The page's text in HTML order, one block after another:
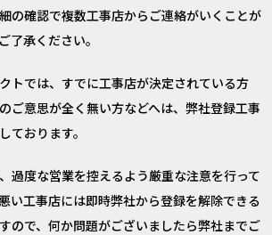
の確認で複数工事店からご連絡がいくことが
了承ください。
トでは、すでに工事店が決定されている方
ご意思が全く無い方などへは、弊社登録工事
ております。
過度な営業を控えるよう厳重な注意を行って
い工事店には即時弊社から登録を解除できる
ので、何か問題がございましたら弊社までご